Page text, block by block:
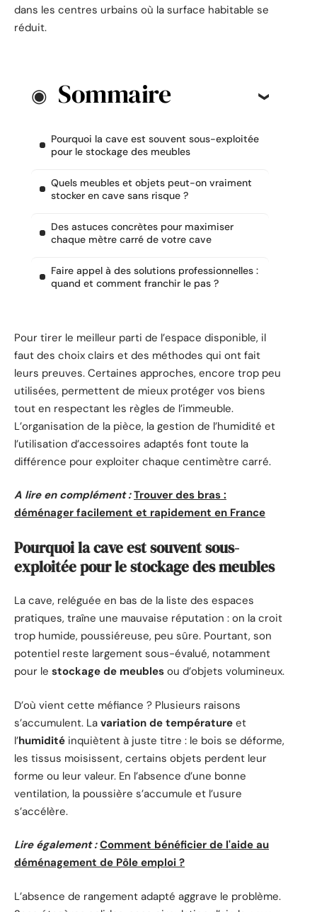
dans les centres urbains où la surface habitable se
réduit.
Sommaire
Pourquoi la cave est souvent sous-exploitée
pour le stockage des meubles
Quels meubles et objets peut-on vraiment
stocker en cave sans risque ?
Des astuces concrètes pour maximiser
chaque mètre carré de votre cave
Faire appel à des solutions professionnelles :
quand et comment franchir le pas ?
Pour tirer le meilleur parti de l’espace disponible, il
faut des choix clairs et des méthodes qui ont fait
leurs preuves. Certaines approches, encore trop peu
utilisées, permettent de mieux protéger vos biens
tout en respectant les règles de l’immeuble.
L’organisation de la pièce, la gestion de l’humidité et
l’utilisation d’accessoires adaptés font toute la
différence pour exploiter chaque centimètre carré.
A lire en complément : Trouver des bras :
déménager facilement et rapidement en France
Pourquoi la cave est souvent sous-
exploitée pour le stockage des meubles
La cave, reléguée en bas de la liste des espaces
pratiques, traîne une mauvaise réputation : on la croit
trop humide, poussiéreuse, peu sûre. Pourtant, son
potentiel reste largement sous-évalué, notamment
pour le stockage de meubles ou d’objets volumineux.
D’où vient cette méfiance ? Plusieurs raisons
s’accumulent. La variation de température et
l’humidité inquiètent à juste titre : le bois se déforme,
les tissus moisissent, certains objets perdent leur
forme ou leur valeur. En l’absence d’une bonne
ventilation, la poussière s’accumule et l’usure
s’accélère.
Lire également : Comment bénéficier de l'aide au
déménagement de Pôle emploi ?
L’absence de rangement adapté aggrave le problème.